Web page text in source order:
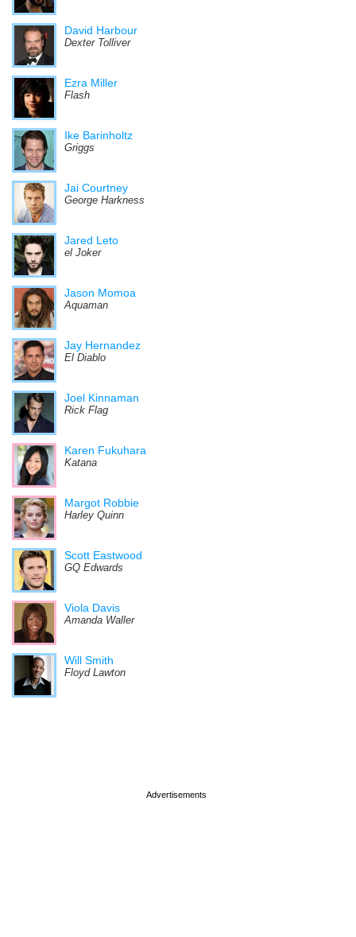
David Harbour
Dexter Tolliver
Ezra Miller
Flash
Ike Barinholtz
Griggs
Jai Courtney
George Harkness
Jared Leto
el Joker
Jason Momoa
Aquaman
Jay Hernandez
El Diablo
Joel Kinnaman
Rick Flag
Karen Fukuhara
Katana
Margot Robbie
Harley Quinn
Scott Eastwood
GQ Edwards
Viola Davis
Amanda Waller
Will Smith
Floyd Lawton